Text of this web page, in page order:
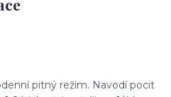
pitný režim. Navodí pocit